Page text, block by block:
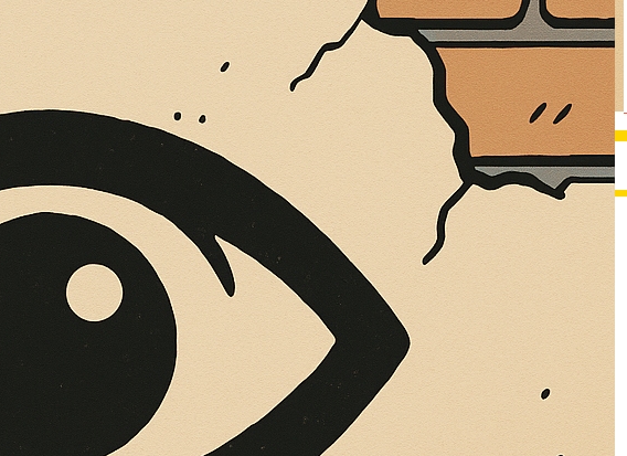
SUE
sulle pareti giaccio istantanee,...